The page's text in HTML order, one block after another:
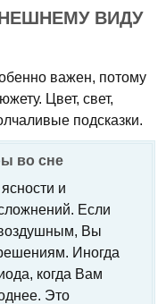
ВИДУ
важен, потому
Цвет, свет,
подсказки.
во сне
и
Если
Вы
Иногда
когда Вам
Это